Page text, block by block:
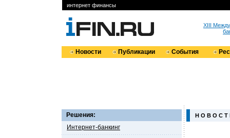
интернет финансы
XIII
Новости Публикации События
Решения:
Интернет-банкинг
Н О В О С Т